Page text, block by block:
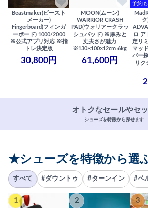
Beastmaker(ビースト
メーカー)
Fingerboard(フィンガ
ーボード) 1000/2000
※公式アプリ対応 ※指
トレ決定版
30,800円
MOON(ムーン)
WARRIOR CRASH
PAD(ウォリアークラッ
シュパッド) ※厚みと
丈夫さが魅力
※130×100×12cm 6kg
61,600円
予約
ロ
定リ
マッ
バー
リ
オトクなセールやセ
シューズを特徴から探せます
★シューズを特徴から選
すべて #ダウントゥ #ターンイン #ベ
1 2 3